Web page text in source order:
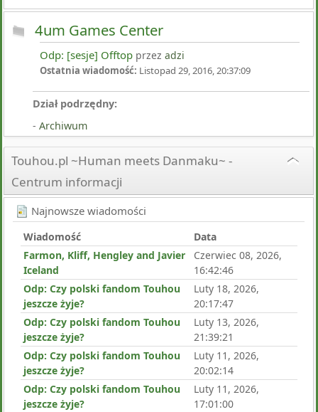
4um Games Center
Odp: [sesje] Offtop przez adzi
Ostatnia wiadomość: Listopad 29, 2016, 20:37:09
Dział podrzędny:
Archiwum
Touhou.pl ~Human meets Danmaku~ -
Centrum informacji
Najnowsze wiadomości
Wiadomość
Data
Farmon, Kliff, Hengley and Javier
Iceland
Czerwiec 08, 2026,
16:42:46
Odp: Czy polski fandom Touhou
jeszcze żyje?
Luty 18, 2026,
20:17:47
Odp: Czy polski fandom Touhou
jeszcze żyje?
Luty 13, 2026,
21:39:21
Odp: Czy polski fandom Touhou
jeszcze żyje?
Luty 11, 2026,
20:02:14
Odp: Czy polski fandom Touhou
jeszcze żyje?
Luty 11, 2026,
17:01:00